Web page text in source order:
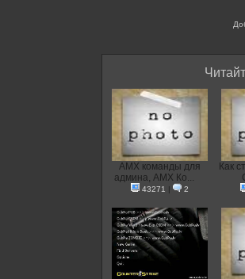
AMX команды для
админа, AMX Ко...
43271 | 2
Как